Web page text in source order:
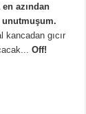
azından
unutmuşum.
kancadan gıcır
Off!